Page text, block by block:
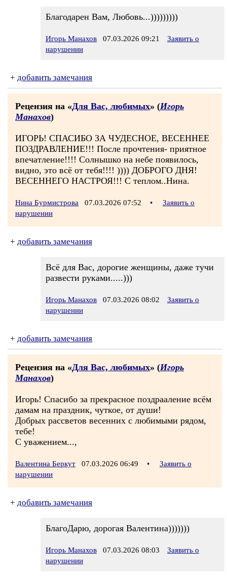
Благодарен Вам, Любовь...)))))))))
Игорь Манахов 07.03.2026 09:21
Заявить о
нарушении
+ добавить замечания
Рецензия на «Для Вас, любимых» (Игорь
Манахов)
ИГОРЬ! СПАСИБО ЗА ЧУДЕСНОЕ, ВЕСЕННЕЕ
ПОЗДРАВЛЕНИЕ!!! После прочтения- приятное
впечатление!!!! Солнышко на небе появилось,
видно, это всё от тебя!!!! )))) ДОБРОГО ДНЯ!
ВЕСЕННЕГО НАСТРОЯ!!! С теплом..Нина.
Нина Бурмистрова 07.03.2026 07:52 •
Заявить о
нарушении
+ добавить замечания
Всё для Вас, дорогие женщины, даже тучи
развести руками.....)))
Игорь Манахов 07.03.2026 08:02
Заявить о
нарушении
+ добавить замечания
Рецензия на «Для Вас, любимых» (Игорь
Манахов)
Игорь! Спасибо за прекрасное поздрааление всём
дамам на праздник, чуткое, от души!
Добрых рассветов весенних с любимыми рядом,
тебе!
С уважением...,
Валентина Беркут 07.03.2026 06:49 •
Заявить о
нарушении
+ добавить замечания
БлагоДарю, дорогая Валентина)))))))
Игорь Манахов 07.03.2026 08:03
Заявить о
нарушении